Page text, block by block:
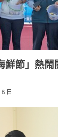
鮮節」熱
日